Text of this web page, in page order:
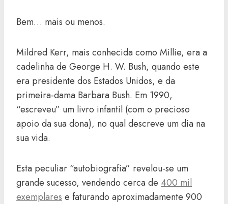
Bem… mais ou menos.
Mildred Kerr, mais conhecida como Millie, era a
cadelinha de George H. W. Bush, quando este
era presidente dos Estados Unidos, e da
primeira-dama Barbara Bush. Em 1990,
“escreveu” um livro infantil (com o precioso
apoio da sua dona), no qual descreve um dia na
sua vida.
Esta peculiar “autobiografia” revelou-se um
grande sucesso, vendendo cerca de 400 mil
exemplares e faturando aproximadamente 900